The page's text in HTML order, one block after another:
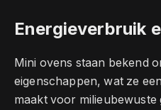
Energieverbruik
Mini ovens staan bekend
eigenschappen, wat ze
maakt voor milieubewuste